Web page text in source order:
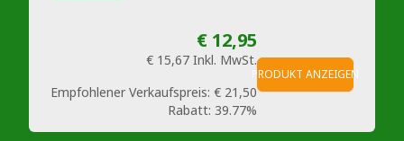
€ 12,95
€ 15,67 Inkl. MwSt.
Empfohlener Verkaufspreis: € 21,50
Rabatt: 39.77%
PRODUKT ANZEIGEN